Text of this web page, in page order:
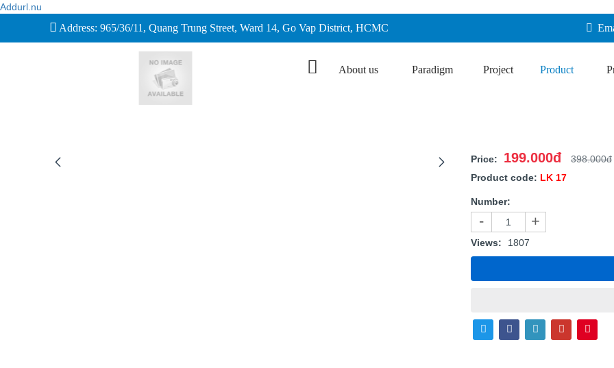
Addurl.nu
Address: 965/36/11, Quang Trung Street, Ward 14, Go Vap District, HCMC
About us Paradigm Project Product
Price: 199.000đ
398.000đ
Product code: LK 17
Number:
- +
Views: 1807